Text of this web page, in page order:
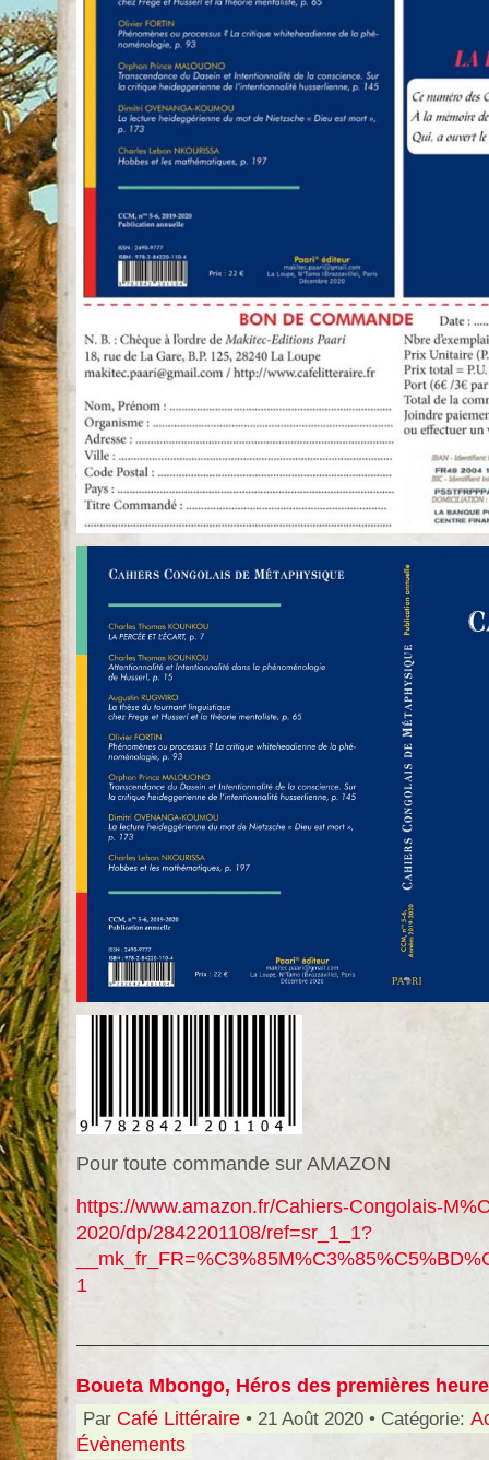
Pour toute commande sur AMAZON
https://www.amazon.fr/Cahiers-Congolais-
2020/dp/2842201108/ref=sr_1_1?
1
Boueta Mbongo, Héros des premières
Par Café Littéraire • 21 Août 2020 • Catégorie:
Évènements